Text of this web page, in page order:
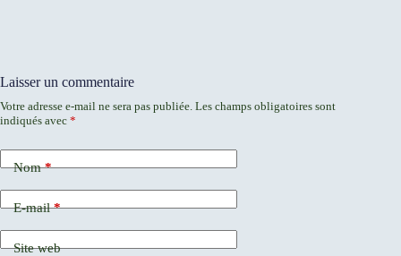
Laisser un commentaire
Votre adresse e-mail ne sera pas publiée. Les champs obligatoires sont
indiqués avec *
Nom*
E-mail*
Site web